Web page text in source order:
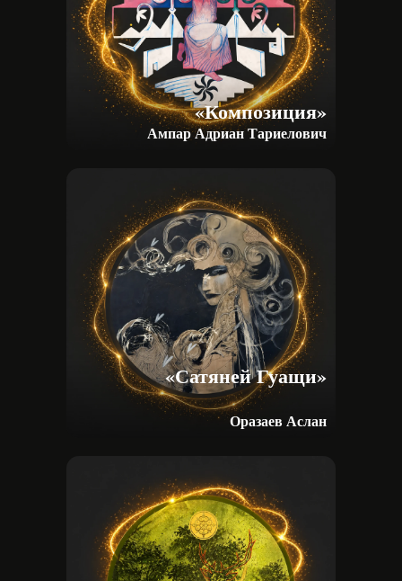
Оразаев Аслан
«Сатяней Гуащи»
Ампар Адриан Тариелович
«Композиция»